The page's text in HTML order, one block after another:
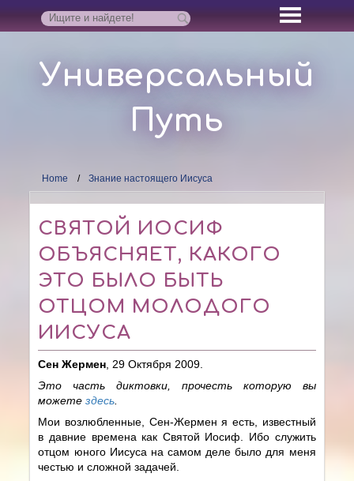
Универсальный
Путь
Home Знание настоящего Иисуса
СВЯТОЙ ИОСИФ
ОБЪЯСНЯЕТ, КАКОГО
ЭТО БЫЛО БЫТЬ
ОТЦОМ МОЛОДОГО
ИИСУСА
Сен Жермен , 29 Октября 2009.
Это часть диктовки, прочесть которую вы
можетездесь
Мои возлюбленные, Сен-Жермен я есть, известный
в давние времена как Святой Иосиф. Ибо служить
отцом юного Иисуса на самом деле было для меня
честью и сложной задачей.